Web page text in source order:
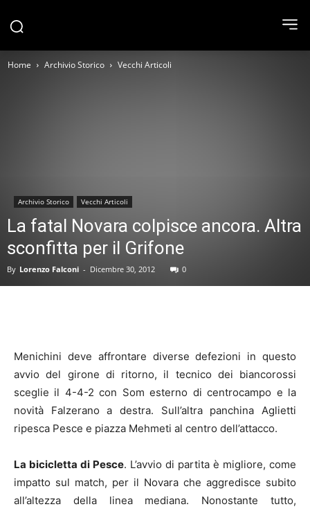
Home Archivio Storico Vecchi Articoli
Archivio Storico Vecchi Articoli
La fatal Novara colpisce ancora. Altra
sconfitta per il Grifone
By Lorenzo Falconi - Dicembre 30, 2012 0
Menichini deve affrontare diverse defezioni in questo
avvio del girone di ritorno, il tecnico dei biancorossi
sceglie il 4-4-2 con Som esterno di centrocampo e la
novità Falzerano a destra. Sull’altra panchina Aglietti
ripesca Pesce e piazza Mehmeti al centro dell’attacco.
La bicicletta di Pesce. L’avvio di partita è migliore, come
impatto sul match, per il Novara che aggredisce subito
all’altezza della linea mediana. Nonostante tutto,